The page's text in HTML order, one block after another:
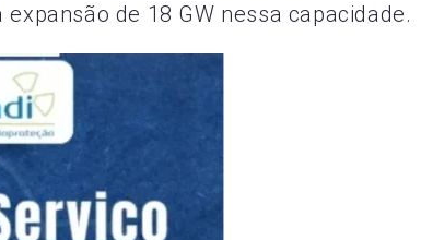
de 18 GW nessa capacidade.